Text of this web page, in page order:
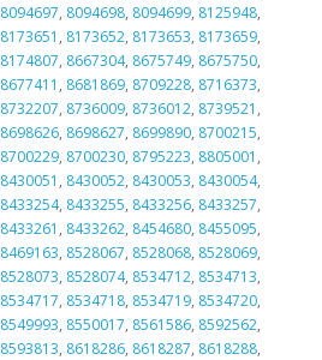
8094697, 8094698, 8094699, 8125948,
8173651 , 8173652, 8173653, 8173659,
8174807, 8667304, 8675749, 8675750,
8677411 , 8681869, 8709228, 8716373,
8732207, 8736009, 8736012, 8739521 ,
8698626, 8698627, 8699890, 8700215,
8700229, 8700230, 8795223, 8805001 ,
8430051 , 8430052, 8430053, 8430054,
8433254, 8433255, 8433256, 8433257,
8433261 , 8433262, 8454680, 8455095,
8469163, 8528067, 8528068, 8528069,
8528073, 8528074, 8534712, 8534713,
8534717, 8534718, 8534719, 8534720,
8549993, 8550017, 8561586, 8592562,
8593813, 8618286, 8618287, 8618288,